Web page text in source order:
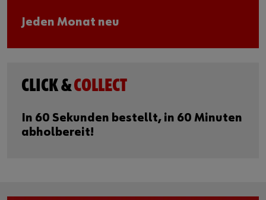
Jeden Monat neu
CLICK &COLLECT
In 60 Sekunden bestellt, in 60 Minuten
abholbereit!